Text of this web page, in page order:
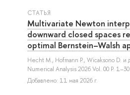
СТАТЬЯ
Multivariate Newton
downward closed spaces
optimal Bernstein–Walsh
Hecht M., Hofmann P., Wicaksono D. и
Numerical Analysis 2026 Vol. 00 P. 1–30
Добавлено: 11 мая 2026 г.